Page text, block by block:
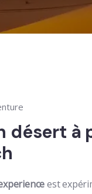
désert à
est